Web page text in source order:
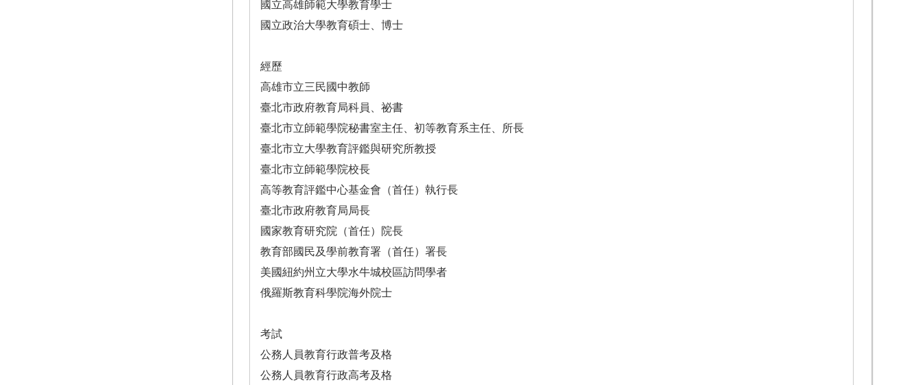
國立高雄師範大學教育學士
國立政治大學教育碩士、博士
經歷
高雄市立三民國中教師
臺北市政府教育局科員、祕書
臺北市立師範學院秘書室主任、初等教育系主任、所長
臺北市立大學教育評鑑與研究所教授
臺北市立師範學院校長
高等教育評鑑中心基金會（首任）執行長
臺北市政府教育局局長
國家教育研究院（首任）院長
教育部國民及學前教育署（首任）署長
美國紐約州立大學水牛城校區訪問學者
俄羅斯教育科學院海外院士
考試
公務人員教育行政普考及格
公務人員教育行政高考及格